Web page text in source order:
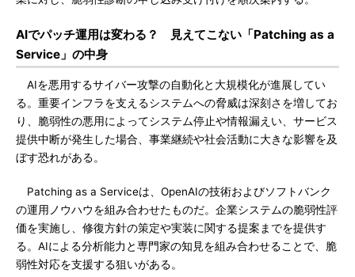
AIでパッチ運用は変わる？ 見えてこない「Patching as a
Service」の中身
AIを悪用するサイバー攻撃の自動化と大規模化が進展してい
る。重要インフラを支えるシステムへの脅威は深刻さを増してお
り、脆弱性の悪用によってシステム停止や情報漏えい、サービス
提供中断が発生した場合、事業継続や社会活動に大きな影響を及
ぼす恐れがある。
Patching as a Serviceは、OpenAIの技術およびソフトバンク
の運用ノウハウを組み合わせたものだ。企業システムの脆弱性評
価を実施し、修復方針の策定や実装に関する提案までを提供す
る。AIによる分析能力と専門家の知見を組み合わせることで、脆
弱性対応を支援する狙いがある。